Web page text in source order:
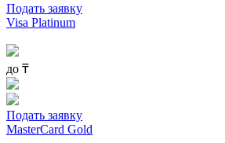
Подать заявку
Visa Platinum
до ₸
Подать заявку
MasterCard Gold